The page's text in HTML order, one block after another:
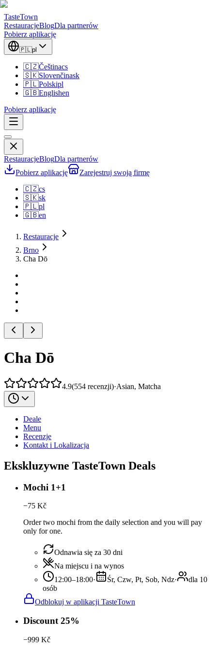
TasteTown
RestauracjeBlogDla partnerów
Pobierz aplikację
🇵🇱pl
🇨🇿Češtinacs
🇸🇰Slovenčinask
🇵🇱Polskipl
🇬🇧Englishen
Pobierz aplikację
RestauracjeBlogDla partnerów
Pobierz aplikację
Zarejestruj swoją firmę
🇨🇿cs
🇸🇰sk
🇵🇱pl
🇬🇧en
Restauracje
Brno
Cha Dō
Cha Dō
4.9(554 recenzji)·Asian, Matcha
Deale
Menu
Recenzje
Kontakt i Lokalizacja
Ekskluzywne TasteTown Deals
Mochi 1+1
−75 Kč
Order two mochi from the daily selection and you will pay
only for one.
Odnawia się za 30 dni
Na miejscu i na wynos
12:00–18:00· Śr, Czw, Pt, Sob, Ndz·
dla 10
osób
Odblokuj w aplikacji TasteTown
Discount 25%
−999 Kč